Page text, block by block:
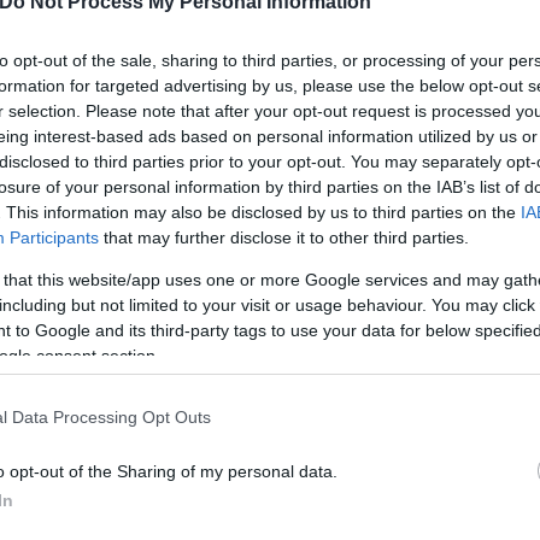
opt-out of the sale, sharing to third parties, or processing of your
for targeted advertising by us, please use the below opt-out
selection. Please note that after your opt-out request is processed
interest-based ads based on personal information utilized by us
to third parties prior to your opt-out. You may separately
of your personal information by third parties on the IAB’s list of
This information may also be disclosed by us to third parties on the
Participants that may further disclose it to other third parties.
that this website/app uses one or more Google services and may
but not limited to your visit or usage behaviour. You may
to Google and its third-party tags to use your data for below
consent section.
Data Processing Opt Outs
opt-out of the Sharing of my personal data.
θα αποτελέσει πλήγμα για την αντιπολίτευση,
μια ιδιαίτερα μαχητική παρουσία απέναντι